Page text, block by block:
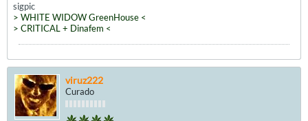
sigpic
> WHITE WIDOW GreenHouse <
> CRITICAL + Dinafem <
viruz222
Curado